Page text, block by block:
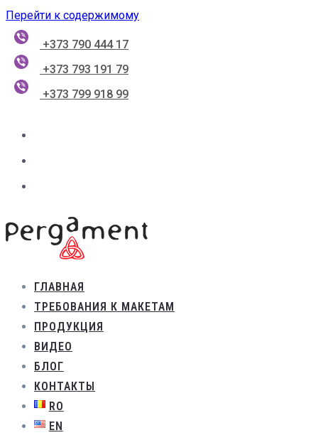
Перейти к содержимому
+373 790 444 17
+373 793 191 79
+373 799 918 99
ГЛАВНАЯ
ТРЕБОВАНИЯ К МАКЕТАМ
ПРОДУКЦИЯ
ВИДЕО
БЛОГ
КОНТАКТЫ
RO
EN